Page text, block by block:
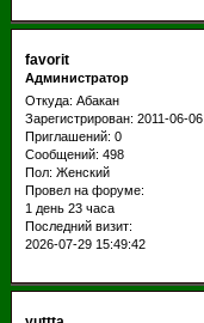
favorit
Администратор
Откуда: Абакан
Зарегистрирован: 2011-06-06
Приглашений: 0
Сообщений: 498
Пол: Женский
Провел на форуме:
1 день 23 часа
Последний визит:
2026-07-29 15:49:42